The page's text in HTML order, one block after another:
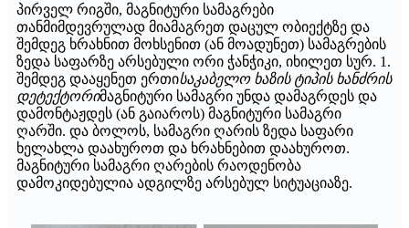
პირველ რიგში, მაგნიტური სამაგრები
თანმიმდევრულად მიამაგრეთ დაცულ ობიექტზე და
შემდეგ ხრახნით მოხსენით (ან მოადუნეთ) სამაგრების
ზედა საფარზე არსებული ორი ჭანჭიკი, იხილეთ სურ. 1.
შემდეგ დააყენეთ ერთისაკაბელო ხაზის ტიპის ხანძრის
დეტექტორიმაგნიტური სამაგრი უნდა დამაგრდეს და
დამონტაჟდეს (ან გაიაროს) მაგნიტური სამაგრი
ღარში. და ბოლოს, სამაგრი ღარის ზედა საფარი
ხელახლა დაახუროთ და ხრახნებით დაახუროთ.
მაგნიტური სამაგრი ღარების რაოდენობა
დამოკიდებულია ადგილზე არსებულ სიტუაციაზე.